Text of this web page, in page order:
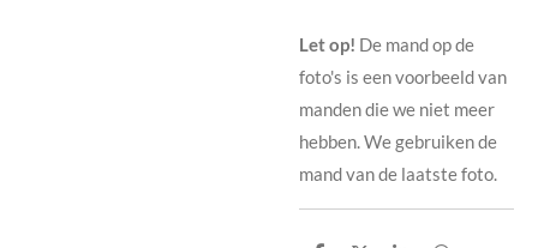
Let op! De mand op de
foto's is een voorbeeld van
manden die we niet meer
hebben. We gebruiken de
mand van de laatste foto.